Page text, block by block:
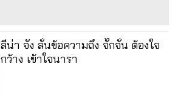
ลีน่า จัง ลั่นข้อความถึง จั๊กจั่น ต้องใจ
กว้าง เข้าใจนารา